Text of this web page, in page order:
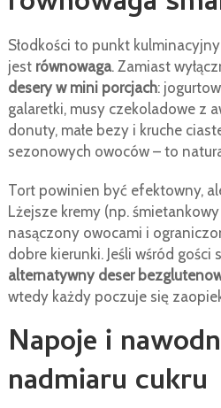
Słodkości to punkt
jest równowaga. Zamiast
desery w mini porcjach:
galaretki, musy czekoladowe z
donuty, małe bezy i kruche
sezonowych owoców – to
Tort powinien być efektowny,
Lżejsze kremy (np.
nasączony owocami i
dobre kierunki. Jeśli wśród gości
alternatywny deser
wtedy każdy poczuje się
Napoje i
nadmiaru cukru